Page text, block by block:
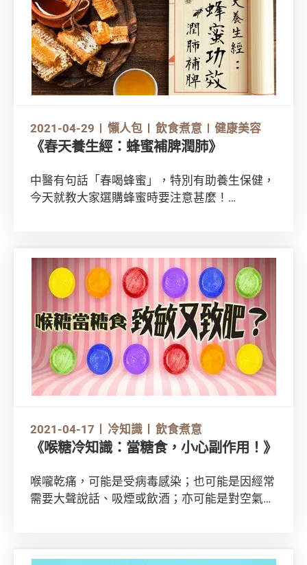
2021-04-29 懶人包 飲食煮意 健康美容
《春天養生經：蜂蜜補脾潤肺》
中醫有句話「春喝蜂蜜」，特別有助養生保健，
今天就教大家選購蜂蜜時要注意甚麼！
https://www.youtube.com/watch?v=B-
GF1TFpDpY
2021-04-17 冷知識 飲食煮意
《喉糖冷知識：當糖食，小心副作用！》
喉嚨乾痛，可能是受病毒感染；也可能是因經常
需要大聲說話、吸煙或飲酒；亦可能是對空氣中
食喉糖紓緩喉嚨痛徵狀，但你又知否喉糖有分不